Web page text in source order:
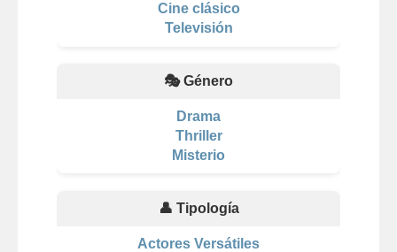
Cine clásico
Televisión
🎭 Género
Drama
Thriller
Misterio
👤 Tipología
Actores Versátiles